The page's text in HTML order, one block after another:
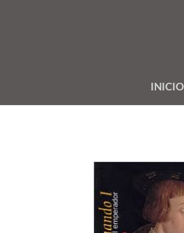
INICIO